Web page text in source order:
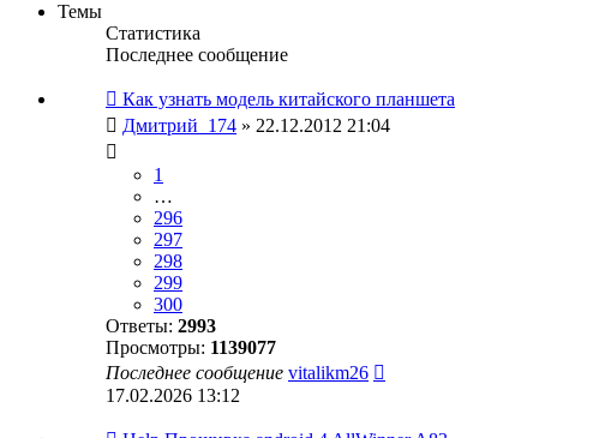
Темы
Статистика
Последнее сообщение
Как узнать модель китайского планшета
Дмитрий_174 » 22.12.2012 21:04
1
…
296
297
298
299
300
Ответы: 2993
Просмотры: 1139077
Последнее сообщение vitalikm26
17.02.2026 13:12